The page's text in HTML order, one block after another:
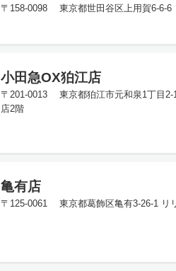
〒158-0098 東京都世田谷区上用賀6-6-
小田急OX狛江店
〒201-0013 東京都狛江市元和泉1丁目
店2階
亀有店
〒125-0061 東京都葛飾区亀有3-26-1 リ